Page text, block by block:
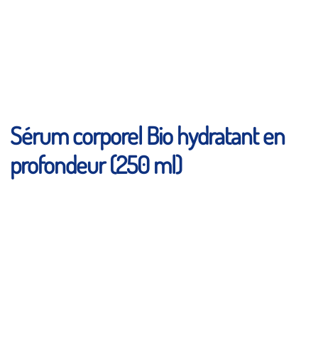
Sérum corporel Bio hydratant en
profondeur (250 ml)